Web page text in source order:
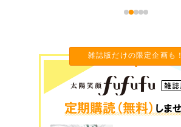
雑誌版だけの限定企画も！